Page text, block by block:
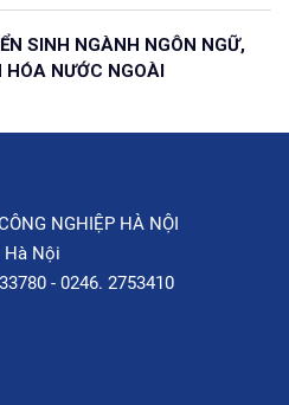
SINH NGÀNH NGÔN NGỮ,
HÓA NƯỚC NGOÀI
NGHIỆP HÀ NỘI
Hà Nội
- 0246. 2753410